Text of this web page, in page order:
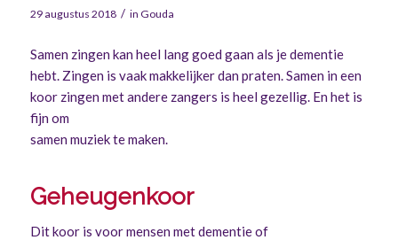
29 augustus 2018 / in Gouda
Samen zingen kan heel lang goed gaan als je dementie
hebt. Zingen is vaak makkelijker dan praten. Samen in een
koor zingen met andere zangers is heel gezellig. En het is
fijn om
samen muziek te maken.
Geheugenkoor
Dit koor is voor mensen met dementie of